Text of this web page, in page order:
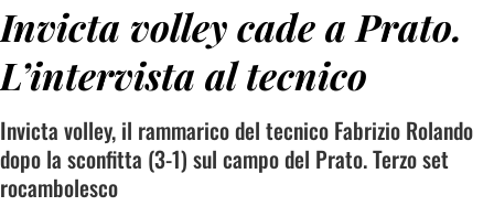
Invicta volley cade a Prato.
L’intervista al tecnico
Invicta volley, il rammarico del tecnico Fabrizio Rolando
dopo la sconfitta (3-1) sul campo del Prato. Terzo set
rocambolesco